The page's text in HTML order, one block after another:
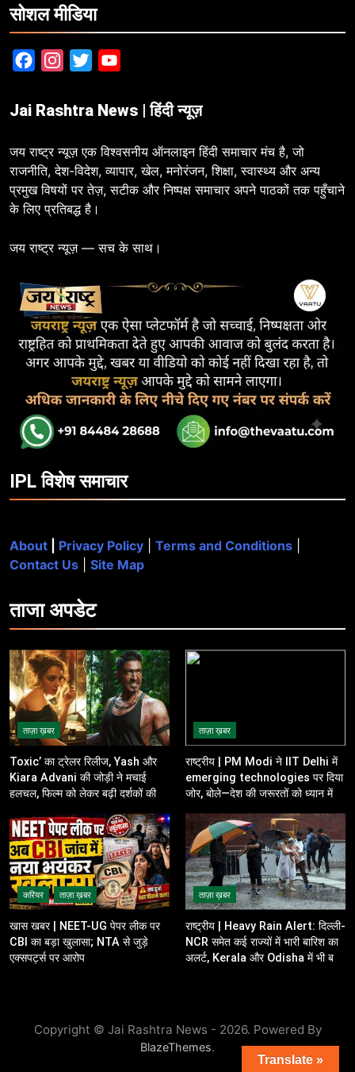
सोशल मीडिया
FacebookInstagram
Twitter
Jai Rashtra News | हिंदी न्यूज़
जय राष्ट्र न्यूज़ एक विश्वसनीय ऑनलाइन हिंदी समाचार मंच है, जो
राजनीति, देश-विदेश, व्यापार, खेल, मनोरंजन, शिक्षा, स्वास्थ्य और अन्य
प्रमुख विषयों पर तेज़, सटीक और निष्पक्ष समाचार अपने पाठकों तक पहुँचाने
के लिए प्रतिबद्ध है।
जय राष्ट्र न्यूज़ — सच के साथ।
IPL विशेष समाचार
About Privacy Policy Terms and Conditions
Contact Us
Site Map
ताजाअपडेट
ताज़ा ख़बर
Toxic’ का ट्रेलर रिलीज, Yash और
Kiara Advani की जोड़ी ने मचाई
हलचल, फिल्म को लेकर बढ़ी दर्शकों की
ताज़ा ख़बर
राष्ट्रीय | PM Modi ने IIT Delhi में
emerging technologies पर दिया
जोर, बोले—देश की जरूरतों को ध्यान में
करियर ताज़ा ख़बर
खास खबर | NEET-UG पेपर लीक पर
CBI का बड़ा खुलासा; NTA से जुड़े
एक्सपर्ट्स पर आरोप
ताज़ा ख़बर
राष्ट्रीय | Heavy Rain Alert: दिल्ली-
NCR समेत कई राज्यों में भारी बारिश का
अलर्ट, Kerala और Odisha में भी बढ़ी
Copyright © Jai Rashtra News - 2026. Powered By
BlazeThemes.
Translate »